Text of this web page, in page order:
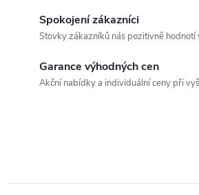
Spokojení zákazníci
Stovky zákazníků nás pozitivně hodnotí
Garance výhodných cen
Akční nabídky a individuální ceny při